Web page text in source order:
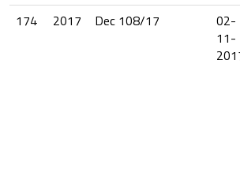
174
2017 Dec 108/17
02-
11-